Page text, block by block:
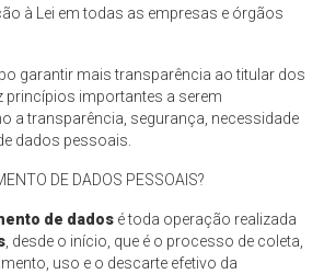
à Lei em todas as empresas e órgãos
garantir mais transparência ao titular dos
princípios importantes a serem
a transparência, segurança, necessidade
dados pessoais.
DE DADOS PESSOAIS?
de dados é toda operação realizada
, desde o início, que é o processo de coleta,
uso e o descarte efetivo da